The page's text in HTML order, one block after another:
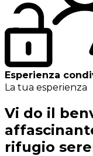
Esperienza
La tua esperienza
Vi do il
rifugio